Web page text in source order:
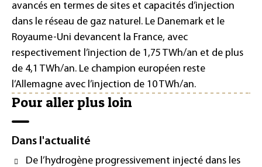
avancés en termes de sites et capacités d’injection
dans le réseau de gaz naturel. Le Danemark et le
Royaume-Uni devancent la France, avec
respectivement l’injection de 1,75 TWh/an et de plus
de 4,1 TWh/an. Le champion européen reste
l’Allemagne avec l’injection de 10 TWh/an.
Pour aller plus loin
Dans l'actualité
De l’hydrogène progressivement injecté dans les